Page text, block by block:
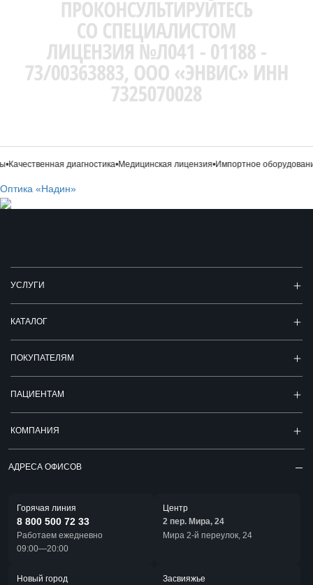
•Качественная диагностика•Медицинская лицензия•Импортное
Оптика «Надин»
УСЛУГИ
КАТАЛОГ
ПОКУПАТЕЛЯМ
ПАЦИЕНТАМ
КОМПАНИЯ
АДРЕСА ОФИСОВ
Горячая линия
8 800 500 72 33
Работаем ежедневно
09:00—20:00
Центр
2 пер. Мира, 24
Мира 2-й переулок, 24
Новый город
Засвияжье